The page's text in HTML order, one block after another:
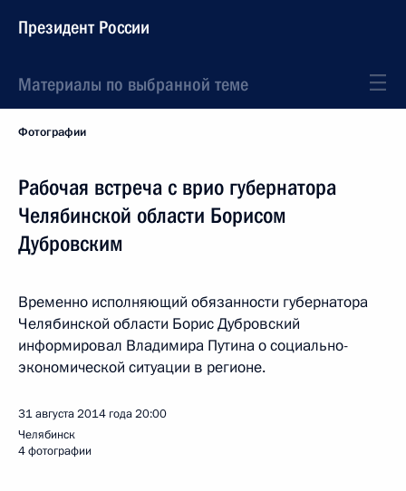
Президент России
Материалы по выбранной теме
Фотографии
Рабочая встреча с врио губернатора
Челябинской области Борисом
Дубровским
Временно исполняющий обязанности губернатора
Челябинской области Борис Дубровский
информировал Владимира Путина о социально-
экономической ситуации в регионе.
31 августа 2014 года20:00
Челябинск
4 фотографии